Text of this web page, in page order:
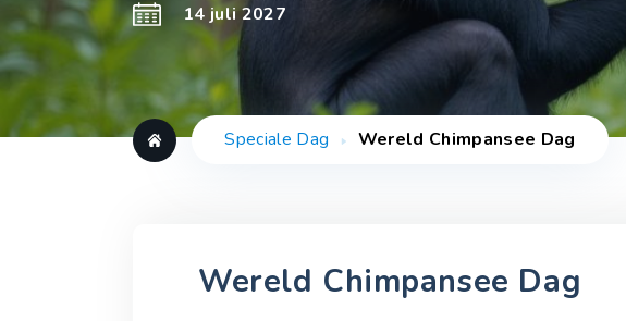
14 juli 2027
Speciale Dag Wereld Chimpansee Dag
Wereld Chimpansee Dag